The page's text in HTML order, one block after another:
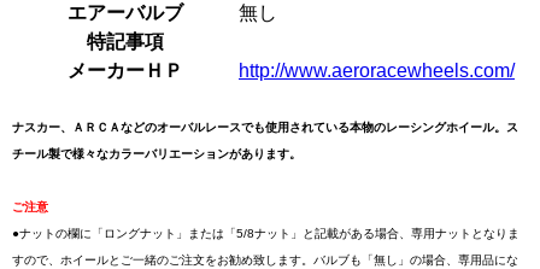
エアーバルブ
無し
特記事項
メーカーＨＰ
http://www.aeroracewheels.com/
ナスカー、ＡＲＣＡなどのオーバルレースでも使用されている本物のレーシングホイール。ス
チール製で様々なカラーバリエーションがあります。
ご注意
●ナットの欄に「ロングナット」または「5/8ナット」と記載がある場合、専用ナットとなりま
すので、ホイールとご一緒のご注文をお勧め致します。バルブも「無し」の場合、専用品にな